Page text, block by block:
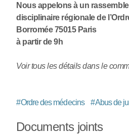
Nous appelons à un
disciplinaire régionale de
Borromée 75015 Paris
à partir de 9h
Voir tous les détails dans le
#Ordre des médecins #Abus de
Documents joints